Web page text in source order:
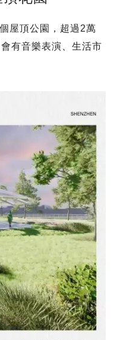
屋頂公園，超過2萬
有音樂表演、生活市